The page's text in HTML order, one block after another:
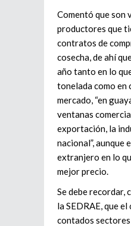
Comentó que son
productores que
contratos de
cosecha, de ahí
año tanto en lo
tonelada como en
mercado, “en
ventanas
exportación, la
nacional”, aunque
extranjero en lo
mejor precio.
Se debe recordar,
la SEDRAE, que
contados